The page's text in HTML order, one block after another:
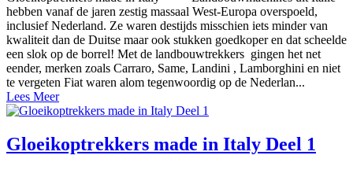
hebben vanaf de jaren zestig massaal West-Europa overspoeld,
inclusief Nederland. Ze waren destijds misschien iets minder van
kwaliteit dan de Duitse maar ook stukken goedkoper en dat scheelde
een slok op de borrel! Met de landbouwtrekkers gingen het net
eender, merken zoals Carraro, Same, Landini , Lamborghini en niet
te vergeten Fiat waren alom tegenwoordig op de Nederlan...
Lees Meer
Gloeikoptrekkers made in Italy Deel 1